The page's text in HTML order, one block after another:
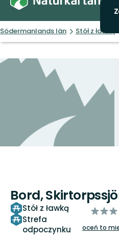
Södermanlands län Stół z ławką
Bord,
Stół z ławką
Strefa
odpoczynku
z
oceń to